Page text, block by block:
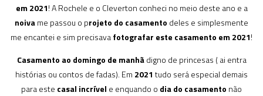
em 2021! A Rochele e o Cleverton conheci no meio deste ano e a
noivame passou o projeto do casamento deles e simplesmente
me encantei e sim precisavafotografar este casamento em 2021!
Casamento ao domingo de manhãdigno de princesas ( ai entra
histórias ou contos de fadas). Em 2021 tudo será especial demais
para este casal incrível e enquando o dia do casamento não